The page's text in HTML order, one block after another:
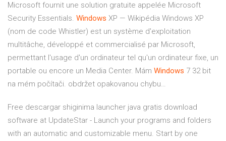
Microsoft fournit une solution gratuite appelée Microsoft
Security Essentials. Windows XP — Wikipédia Windows XP
(nom de code Whistler) est un système d'exploitation
multitâche, développé et commercialisé par Microsoft,
permettant l'usage d'un ordinateur tel qu'un ordinateur fixe, un
portable ou encore un Media Center. Mám Windows 7 32 bit
na mém počítači. obdržet opakovanou chybu…
Free descargar shiginima launcher java gratis download
software at UpdateStar - Launch your programs and folders
with an automatic and customizable menu. Start by one